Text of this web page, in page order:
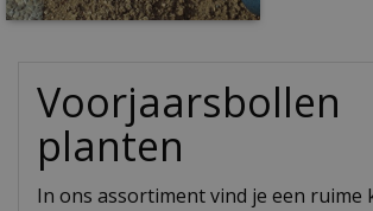
Voorjaarsbollen
planten
In ons assortiment vind je een ruime